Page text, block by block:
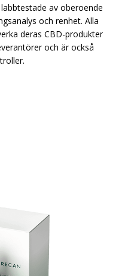
av oberoende
och renhet. Alla
deras CBD-produkter
och är också